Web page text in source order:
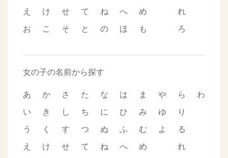
え
お
け
こ
せ
そ
て
と
ね
の
へ
ほ
め
も
れ
ろ
女の子の名前から探す
あ
い
う
え
か
き
く
け
さ
し
す
せ
た
ち
つ
て
な
に
ぬ
ね
は
ひ
ふ
へ
ま
み
む
め
や
ゆ
よ
ら
り
る
れ
わ